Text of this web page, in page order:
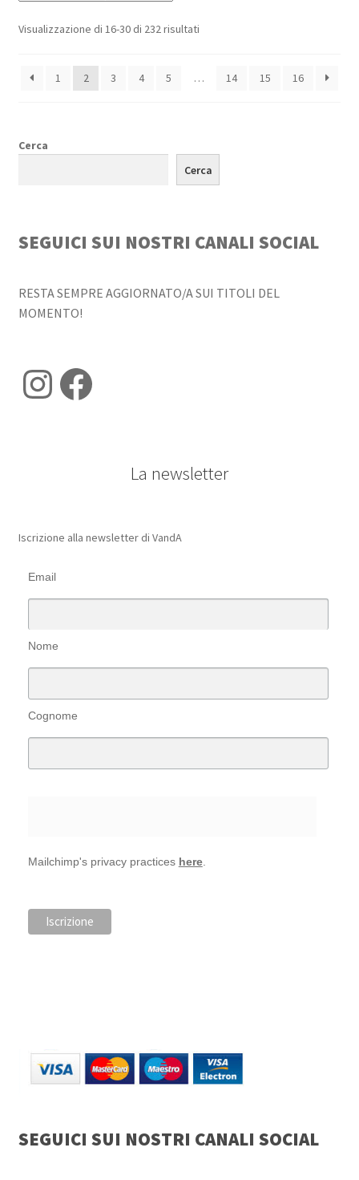
Visualizzazione di 16-30 di 232 risultatiOrdina
al
1 2 3 4 5 … 14 15 16
Cerca
Cerca
SEGUICI SUI NOSTRI CANALI SOCIAL
RESTA SEMPRE AGGIORNATO/A SUI TITOLI DEL
MOMENTO!
Instagram
Facebook
La newsletter
Iscrizione alla newsletter di VandA
Email
Nome
Cognome
Mailchimp's privacy practices here.
SEGUICI SUI NOSTRI CANALI SOCIAL